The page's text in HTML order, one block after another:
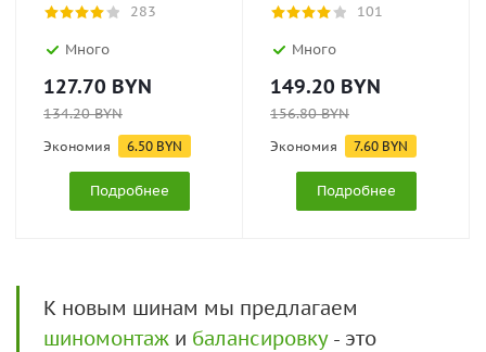
283
Много
127.70 BYN
134.20BYN
Экономия 6.50 BYN
Подробнее
101
Много
149.20 BYN
156.80BYN
Экономия 7.60 BYN
Подробнее
К новым шинам мы предлагаем
шиномонтаж и балансировку- это